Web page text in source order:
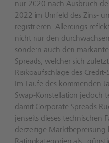
nur 2020 nach Ausbruch
2022 im Umfeld des Zins-
registrieren. Allerdings
nicht nur den
sondern auch den
Spreads, welcher sich
Risikoaufschläge des
Im Laufe des kommenden
Swap-Konstellation jedoch
damit Corporate Spreads
jenseits dieses technischen
derzeitige Marktbepreisung